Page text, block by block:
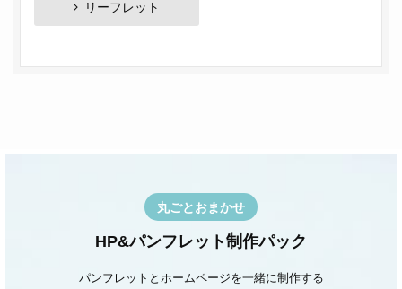
リーフレット
丸ごとおまかせ
HP&パンフレット制作パック
パンフレットとホームページを一緒に制作する